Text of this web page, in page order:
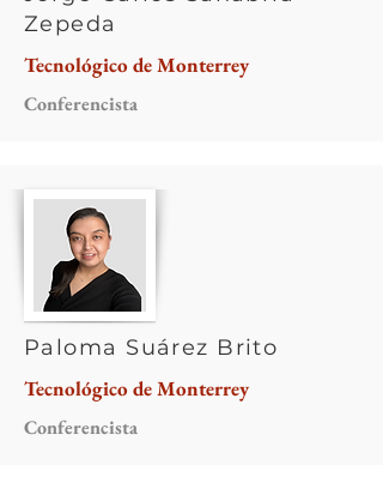
Zepeda
Tecnológico de Monterrey
Conferencista
Paloma Suárez Brito
Tecnológico de Monterrey
Conferencista